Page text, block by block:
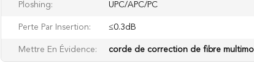
Ploshing: UPC/APC/PC
Perte Par Insertion: ≤0.3dB
Mettre En Évidence: corde de correction de fibre